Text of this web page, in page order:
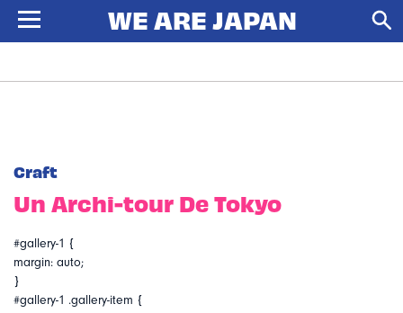
Craft
Un Archi-tour De Tokyo
#gallery-1 {
margin: auto;
}
#gallery-1 .gallery-item {